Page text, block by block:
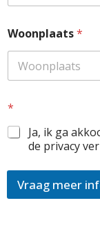
Woonplaats*
a
a
m
*
Ja, ik ga
de privacy
Vraag meer